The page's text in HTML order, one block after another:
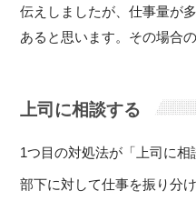
伝えしましたが、仕事量が
あると思います。その場合
上司に相談する
1つ目の対処法が「上司に相
部下に対して仕事を振り分